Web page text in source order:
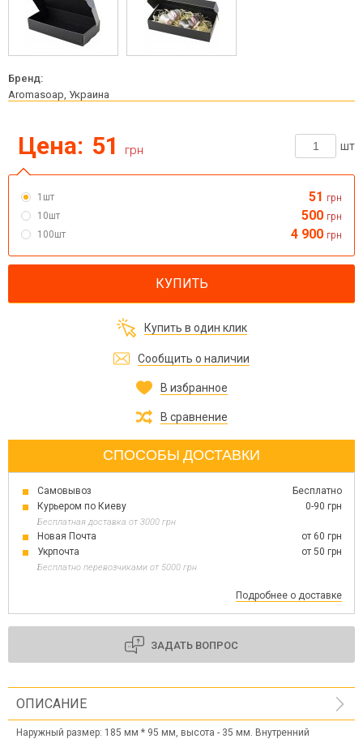
Бренд:
Aromasoap, Украина
Цена: 51 грн шт
1шт 51 грн
10шт
500 грн
100шт
4 900 грн
КУПИТЬ
Купить в один клик
Сообщить о наличии
В избранное
В сравнение
СПОСОБЫ ДОСТАВКИ
Самовывоз
Бесплатно
Курьером по Киеву
0-90 грн
Бесплатная доставка от 3000 грн
Новая Почта
от 60 грн
Укрпочта
от 50 грн
Бесплатно перевозчиками от 5000 грн
Подробнее о доставке
ЗАДАТЬ ВОПРОС
ОПИСАНИЕ
Наружный размер: 185 мм * 95 мм, высота - 35 мм. Внутренний